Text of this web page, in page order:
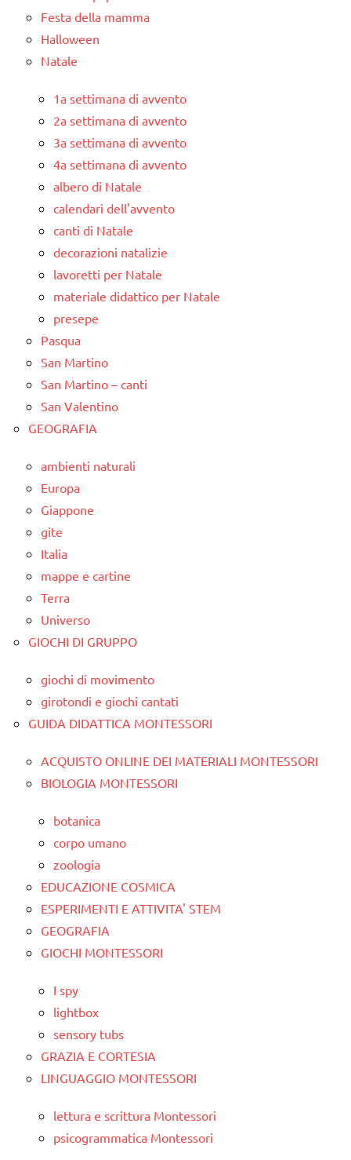
Festa della mamma
Halloween
Natale
1a settimana di avvento
2a settimana di avvento
3a settimana di avvento
4a settimana di avvento
albero di Natale
calendari dell'avvento
canti di Natale
decorazioni natalizie
lavoretti per Natale
materiale didattico per Natale
presepe
Pasqua
San Martino
San Martino – canti
San Valentino
GEOGRAFIA
ambienti naturali
Europa
Giappone
gite
Italia
mappe e cartine
Terra
Universo
GIOCHI DI GRUPPO
giochi di movimento
girotondi e giochi cantati
GUIDA DIDATTICA MONTESSORI
ACQUISTO ONLINE DEI MATERIALI MONTESSORI
BIOLOGIA MONTESSORI
botanica
corpo umano
zoologia
EDUCAZIONE COSMICA
ESPERIMENTI E ATTIVITA' STEM
GEOGRAFIA
GIOCHI MONTESSORI
I spy
lightbox
sensory tubs
GRAZIA E CORTESIA
LINGUAGGIO MONTESSORI
lettura e scrittura Montessori
psicogrammatica Montessori